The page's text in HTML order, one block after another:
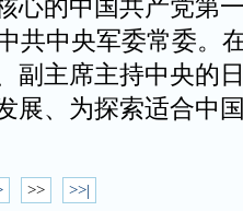
心的中国共产党第
共中央军委常委。
副主席主持中央的
展、为探索适合中
>> >>|